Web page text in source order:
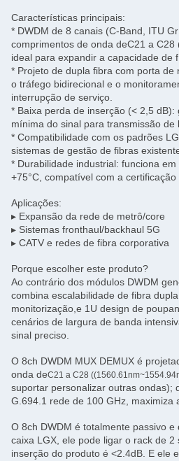
Características principais:
* DWDM de 8 canais (C-Band, ITU
comprimentos de onda deC21 a C28
ideal para expandir a capacidade de
* Projeto de dupla fibra com porta de
o tráfego bidirecional e o
interrupção de serviço.
* Baixa perda de inserção (< 2,5
mínima do sinal para transmissão de
* Compatibilidade com os padrões
sistemas de gestão de fibras
* Durabilidade industrial: funciona
+75°C, compatível com a certificação
Aplicações:
▸ Expansão da rede de metrô/core
▸ Sistemas fronthaul/backhaul 5G
▸ CATV e redes de fibra corporativa
Porque escolher este produto?
Ao contrário dos módulos DWDM
combina escalabilidade de fibra
monitorização,e 1U design de
cenários de largura de banda
sinal preciso.
O 8ch DWDM MUX DEMUX é
onda deC21 a C28
suportar personalizar outras ondas);
G.694.1 rede de 100 GHz, maximiza
O 8ch DWDM é totalmente passivo e
caixa LGX, ele pode ligar o rack de 2
inserção do produto é <2.4dB. E ele